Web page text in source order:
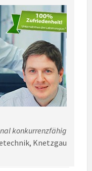
konkurrenzfähig
Knetzgau